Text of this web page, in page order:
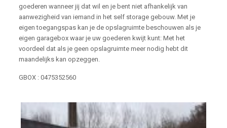
goederen wanneer jij dat wil en je bent niet afhankelijk van
aanwezigheid van iemand in het self storage gebouw. Met je
eigen toegangspas kan je de opslagruimte beschouwen als je
eigen garagebox waar je uw goederen kwijt kunt: Met het
voordeel dat als je geen opslagruimte meer nodig hebt dit
maandelijks kan opzeggen.
GBOX : 0475352560